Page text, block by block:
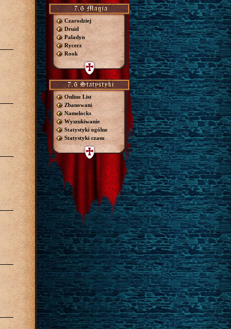
Czarodziej
Druid
Paladyn
Rycerz
Rook
Online List
Zbanowani
Namelocks
Wyszukiwanie
Statystyki ogólne
Statystyki czasu